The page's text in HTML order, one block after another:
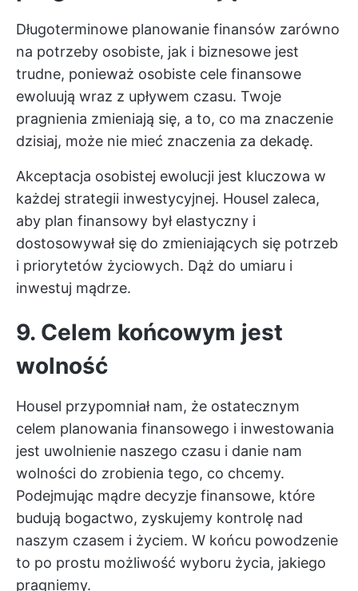
Długoterminowe planowanie finansów zarówno
na potrzeby osobiste, jak i biznesowe jest
trudne, ponieważ osobiste cele finansowe
ewoluują wraz z upływem czasu. Twoje
pragnienia zmieniają się, a to, co ma znaczenie
dzisiaj, może nie mieć znaczenia za dekadę.
Akceptacja osobistej ewolucji jest kluczowa w
każdej strategii inwestycyjnej. Housel zaleca,
aby plan finansowy był elastyczny i
dostosowywał się do zmieniających się potrzeb
i priorytetów życiowych. Dąż do umiaru i
inwestuj mądrze.
9. Celem końcowym jest
wolność
Housel przypomniał nam, że ostatecznym
celem planowania finansowego i inwestowania
jest uwolnienie naszego czasu i danie nam
wolności do zrobienia tego, co chcemy.
Podejmując mądre decyzje finansowe, które
budują bogactwo, zyskujemy kontrolę nad
naszym czasem i życiem. W końcu powodzenie
to po prostu możliwość wyboru życia, jakiego
pragniemy.